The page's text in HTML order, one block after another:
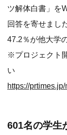
ツ解体白書」を
回答を寄せまし
47.2％が他大学
※プロジェクト
い
601名の学生